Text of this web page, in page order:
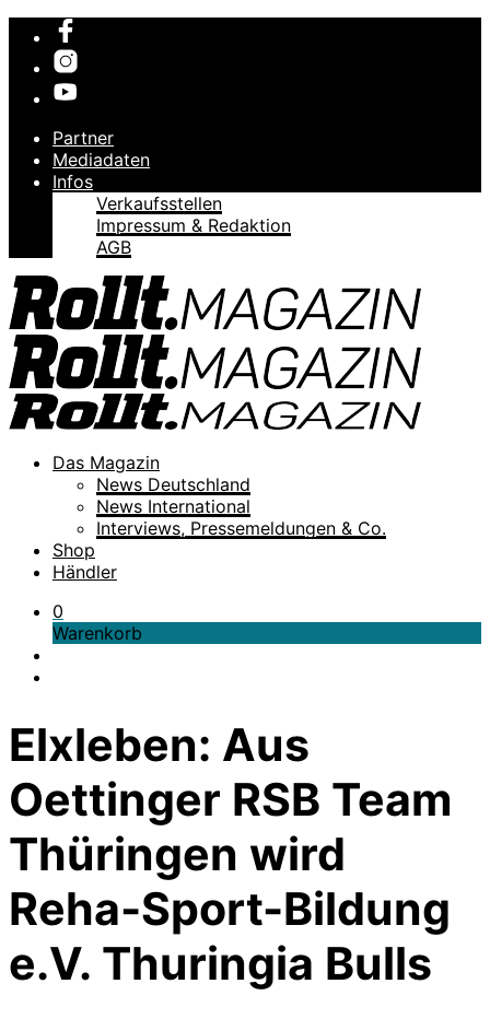
Partner
Mediadaten
Infos
Verkaufsstellen
Impressum & Redaktion
AGB
Das Magazin
News Deutschland
News International
Interviews, Pressemeldungen & Co.
Shop
Händler
0
Warenkorb
Elxleben: Aus
Oettinger RSB Team
Thüringen wird
Reha-Sport-Bildung
e.V. Thuringia Bulls